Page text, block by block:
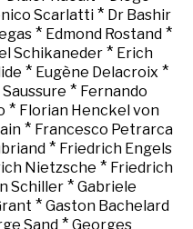
Scarlatti* Dr Bashir
* Edmond Rostand *
Schikaneder * Erich
* Eugène Delacroix *
* Fernando
* Florian Henckel von
* Francesco Petrarca
* Friedrich Engels
Nietzsche * Friedrich
Schiller * Gabriele
* Gaston Bachelard
Sand * Georges